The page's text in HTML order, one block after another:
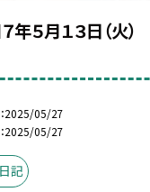
年５月１３日（
2025/05/27
2025/05/27
記